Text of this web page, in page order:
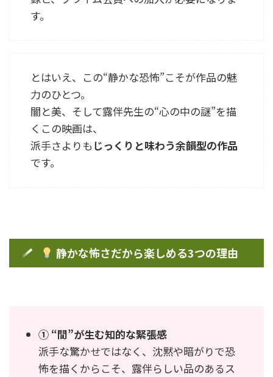
す。
とはいえ、この“静かな恐怖”こそが作品の魅
力のひとつ。
闇と美、そして露伴先生の“心の中の謎”を描
くこの映画は、
派手さよりもじっくりと味わう余韻型の作品
です。
静かな怖さだから楽しめる3つの理由
① “間”が生む知的な緊張感
派手な驚かせではなく、沈黙や暗がりで恐
怖を描くからこそ、露伴らしい品のあるス